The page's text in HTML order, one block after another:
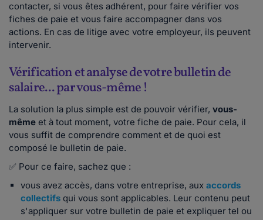
contacter, si vous êtes adhérent, pour faire vérifier vos
fiches de paie et vous faire accompagner dans vos
actions. En cas de litige avec votre employeur, ils peuvent
intervenir.
Vérification et analyse de votre bulletin de
salaire... par vous-même !
La solution la plus simple est de pouvoir vérifier, vous-
même et à tout moment, votre fiche de paie. Pour cela, il
vous suffit de comprendre comment et de quoi est
composé le bulletin de paie.
✅ Pour ce faire, sachez que :
vous avez accès, dans votre entreprise, aux accords
collectifs qui vous sont applicables. Leur contenu peut
s'appliquer sur votre bulletin de paie et expliquer tel ou